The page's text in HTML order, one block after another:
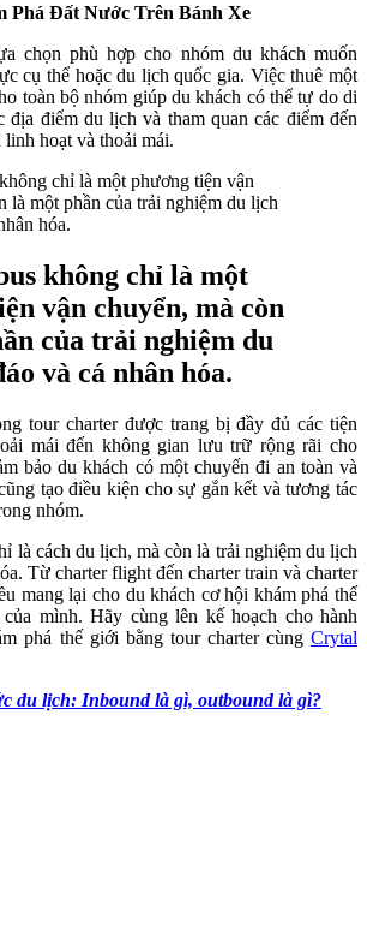
Phá Đất Nước Trên Bánh Xe
chọn phù hợp cho nhóm du khách muốn
cụ thể hoặc du lịch quốc gia. Việc thuê một
toàn bộ nhóm giúp du khách có thể tự do di
địa điểm du lịch và tham quan các điểm đến
linh hoạt và thoải mái.
không chỉ là một
vận chuyển, mà còn
của trải nghiệm du
và cá nhân hóa.
tour charter được trang bị đầy đủ các tiện
mái đến không gian lưu trữ rộng rãi cho
bảo du khách có một chuyến đi an toàn và
tạo điều kiện cho sự gắn kết và tương tác
nhóm.
là cách du lịch, mà còn là trải nghiệm du lịch
Từ charter flight đến charter train và charter
mang lại cho du khách cơ hội khám phá thế
mình. Hãy cùng lên kế hoạch cho hành
phá thế giới bằng tour charter cùng Crytal
du lịch: Inbound là gì, outbound là gì?